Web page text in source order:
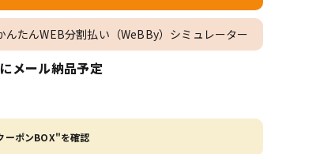
たんWEB分割払い（WeBBy）シミュレーター
メール納品予定
ーポンBOX"を確認